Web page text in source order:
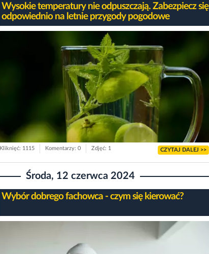
Wysokie temperatury nie odpuszczają. Zabezpiecz się
odpowiednio na letnie przygody pogodowe
Kliknięć: 1115 Komentarzy: 0 Zdjęć: 1 CZYTAJ DALEJ >>
Środa, 12 czerwca 2024
Wybór dobrego fachowca - czym się kierować?